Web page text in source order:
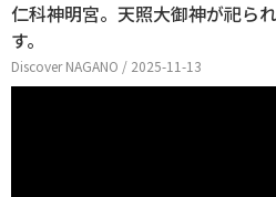
仁科神明宮。天照大御神が祀ら
す。
Discover NAGANO / 2025-11-13